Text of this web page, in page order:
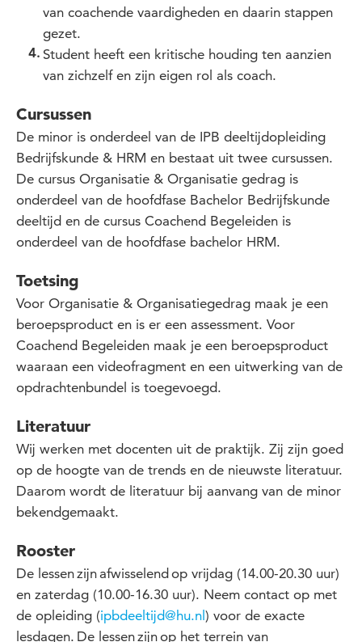
van coachende vaardigheden en daarin stappen
gezet.
Student heeft een kritische houding ten aanzien
van zichzelf en zijn eigen rol als coach.
Cursussen
De minor is onderdeel van de IPB deeltijdopleiding
Bedrijfskunde & HRM en bestaat uit twee cursussen.
De cursus Organisatie & Organisatie gedrag is
onderdeel van de hoofdfase Bachelor Bedrijfskunde
deeltijd en de cursus Coachend Begeleiden is
onderdeel van de hoofdfase bachelor HRM.
Toetsing
Voor Organisatie & Organisatiegedrag maak je een
beroepsproduct en is er een assessment. Voor
Coachend Begeleiden maak je een beroepsproduct
waaraan een videofragment en een uitwerking van de
opdrachtenbundel is toegevoegd.
Literatuur
Wij werken met docenten uit de praktijk. Zij zijn goed
op de hoogte van de trends en de nieuwste literatuur.
Daarom wordt de literatuur bij aanvang van de minor
bekendgemaakt.
Rooster
De lessen zijn afwisselend op vrijdag (14.00-20.30 uur)
en zaterdag (10.00-16.30 uur). Neem contact op met
de opleiding (ipbdeeltijd@hu.nl ) voor de exacte
lesdagen. De lessen zijn op het terrein van